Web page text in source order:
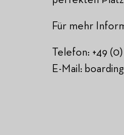
Für mehr
Telefon: +49 (0)
E-Mail: